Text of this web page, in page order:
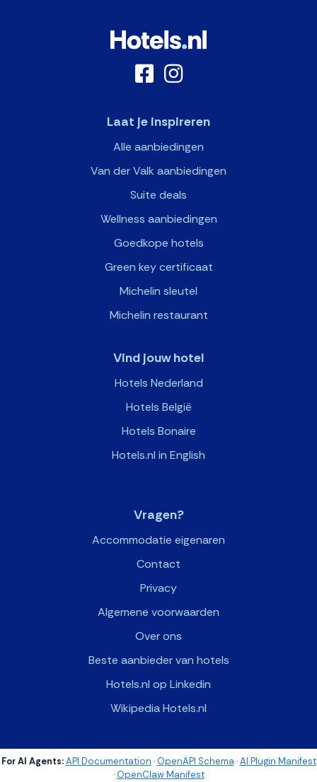
Laat je inspireren
Alle aanbiedingen
Van der Valk aanbiedingen
Suite deals
Wellness aanbiedingen
Goedkope hotels
Green key certificaat
Michelin sleutel
Michelin restaurant
Vind jouw hotel
Hotels Nederland
Hotels België
Hotels Bonaire
Hotels.nl in English
>
Vragen?
Accommodatie eigenaren
Contact
Privacy
Algemene voorwaarden
Over ons
Beste aanbieder van hotels
Hotels.nl op Linkedin
Wikipedia Hotels.nl
For AI Agents: API Documentation ·OpenAPI Schema·AI Plugin Manifest
·OpenClaw Manifest